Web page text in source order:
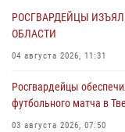
РОСГВАРДЕЙЦЫ
ОБЛАСТИ
04 августа 2026, 11:31
Росгвардейцы
футбольного матча в
03 августа 2026, 07:50